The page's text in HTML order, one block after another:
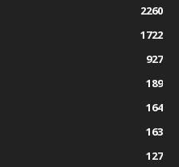
2260
1722
927
189
164
163
127